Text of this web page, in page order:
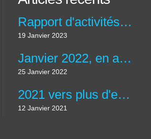
Rapport d'activités du campus janvier 2023
19 Janvier 2023
Janvier 2022, en avant pour de nouveaux objectifs
25 Janvier 2022
2021 vers plus d'entraide, plus de solidarité
12 Janvier 2021